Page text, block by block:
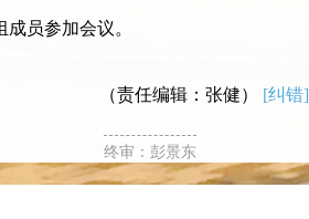
员参加会议。
（责任编辑：张健） [纠错]
终审：彭景东